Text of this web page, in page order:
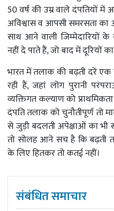
50 वर्ष की उम्र वाले दंपतियों
अविश्वास व आपसी समरसता का
साथ आने वाली जिम्मेदारियों
नहीं दे पाते हैं, जो बाद में दूरियों
भारत में तलाक की बढ़ती दरें
रही हैं, जहां लोग पुरानी
व्यक्तिगत कल्याण को
दंपति तलाक को चुनौतीपूर्ण तो
से जुड़ी बदलती अपेक्षाओं का
तो सोलह आने सच है कि बढ़ती
के लिए हितकर तो कतई नहीं।
संबंधित समाचार